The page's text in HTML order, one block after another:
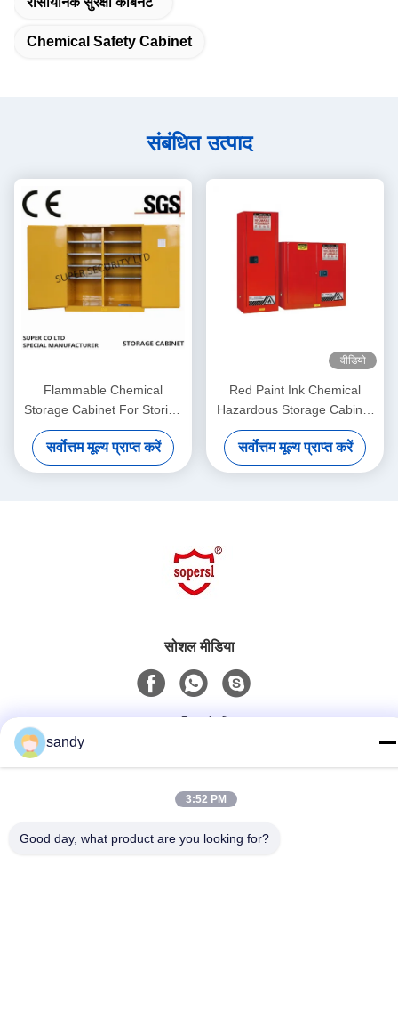
Chemical Safety Cabinet
संबंधित उत्पाद
Flammable Chemical
Storage Cabinet For Storing
Liquid , Hazardous
Cupboards
सर्वोत्तम मूल्य प्राप्त करें
वीडियो
Red Paint Ink Chemical
Hazardous Storage Cabinet
for storing Paint,Ink
सर्वोत्तम मूल्य प्राप्त करें
सोशल मीडिया
sandy@cnsupersecurity.com
sandy
3:52 PM
Good day, what product are you looking for?